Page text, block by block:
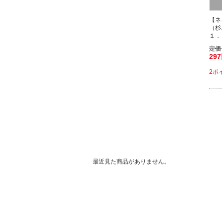
【
（
１
定
297
2ポ
最近見た商品がありません。